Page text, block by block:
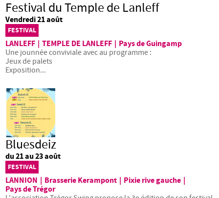
Festival du Temple de Lanleff
Vendredi 21 août
FESTIVAL
LANLEFF TEMPLE DE LANLEFF
Pays de Guingamp
Une jounnée conviviale avec au programme :
Jeux de palets
Exposition...
Bluesdeiz
du 21 au 23 août
FESTIVAL
LANNION Brasserie Kerampont Pixie rive gauche
Pays de Trégor